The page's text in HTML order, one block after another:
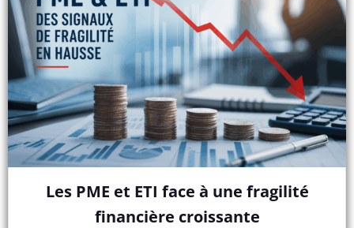
Les PME et ETI face à une fragilité
financière croissante